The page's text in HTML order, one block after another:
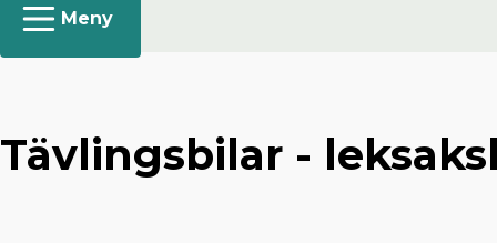
Tävlingsbilar -